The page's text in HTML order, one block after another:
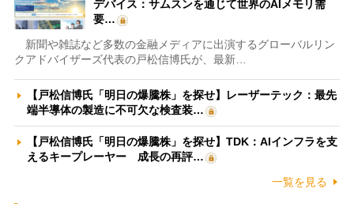
デバイス：サムスンを通じて世界のAIメモリ需
要…
新聞や雑誌など多数の金融メディアに出演するグローバルリン
クアドバイザーズ代表の戸松信博氏が、最新…
【戸松信博氏「明日の爆騰株」を探せ】レーザーテック：最先
端半導体の製造に不可欠な検査装…
【戸松信博氏「明日の爆騰株」を探せ】TDK：AIインフラを支
えるキープレーヤー 成長の再評…
一覧を見る